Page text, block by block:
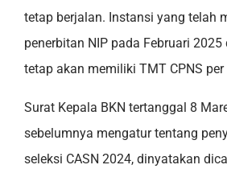
tetap berjalan. Instansi yang telah
penerbitan NIP pada Februari
tetap akan memiliki TMT CPNS
Surat Kepala BKN tertanggal 8
sebelumnya mengatur tentang
seleksi CASN 2024, dinyatakan